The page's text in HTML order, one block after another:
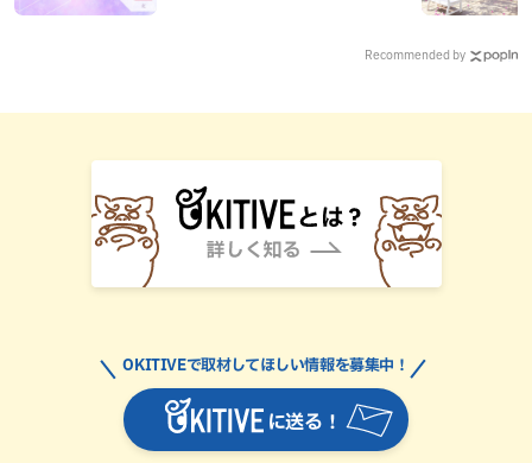
Recommended by
に送る！
OKITIVEで取材してほしい情報を募集中！